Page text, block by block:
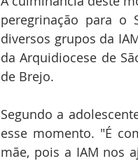
peregrinação para o
diversos grupos da
da Arquidiocese de
de Brejo.
Segundo a
esse momento. "É
mãe, pois a IAM nos